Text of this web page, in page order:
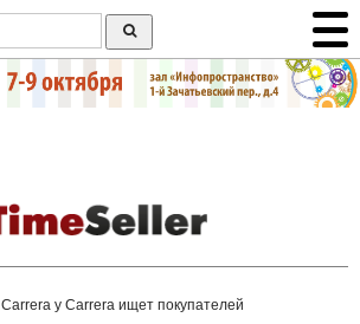
Carrera y Carrera ищет покупателей